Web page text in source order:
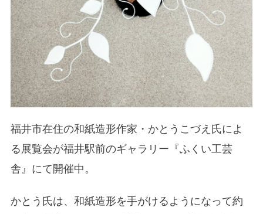
福井市在住の和紙造形作家・かとうこづえ氏によ
る展覧会が福井駅前のギャラリー『ふくい工芸
舎』にて開催中。
かとう氏は、和紙造形を手がけるようになって約